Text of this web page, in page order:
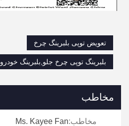
تعویض توپی بلبرینگ چرخ
بلبرینگ توپی چرخ جلو,بلبرینگ خودرو
مخاطب
مخاطب:Ms. Kayee Fan